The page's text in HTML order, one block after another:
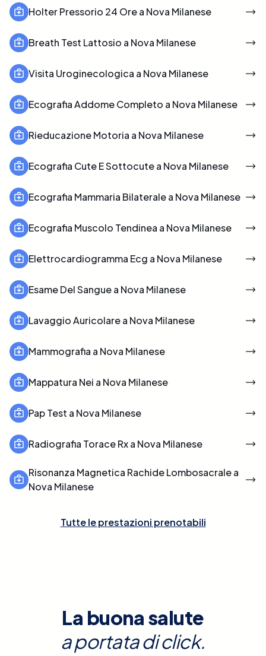
Holter Pressorio 24 Ore a Nova Milanese
Breath Test Lattosio a Nova Milanese
Visita Uroginecologica a Nova Milanese
Ecografia Addome Completo a Nova Milanese
Rieducazione Motoria a Nova Milanese
Ecografia Cute E Sottocute a Nova Milanese
Ecografia Mammaria Bilaterale a Nova Milanese
Ecografia Muscolo Tendinea a Nova Milanese
Elettrocardiogramma Ecg a Nova Milanese
Esame Del Sangue a Nova Milanese
Lavaggio Auricolare a Nova Milanese
Mammografia a Nova Milanese
Mappatura Nei a Nova Milanese
Pap Test a Nova Milanese
Radiografia Torace Rx a Nova Milanese
Risonanza Magnetica Rachide Lombosacrale a
Nova Milanese
Tutte le prestazioni prenotabili
La buona salute
a portata di click.